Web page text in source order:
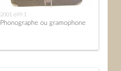
2001.699.1
Phonographe ou gramophone